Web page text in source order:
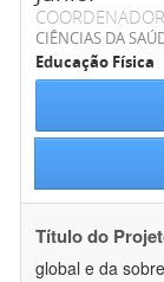
CIÊNCIAS DA
Educação Física
Título do
global e da